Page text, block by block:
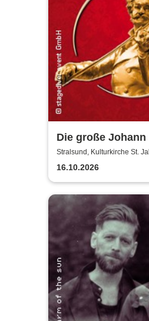
Die große Johann
Revue
Stralsund, Kulturkirche St.
16.10.2026